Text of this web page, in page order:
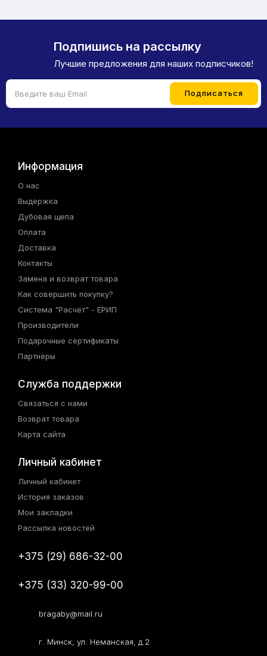
Подпишись на рассылку
Лучшие предложения для наших подписчиков!
Информация
О нас
Выдержка
Дубовая щепа
Оплата
Доставка
Контакты
Замена и возврат товара
Как совершить покупку?
Система "Расчёт" - ЕРИП
Производители
Подарочные сертификаты
Партнёры
Служба поддержки
Связаться с нами
Возврат товара
Карта сайта
Личный кабинет
Личный кабинет
История заказов
Мои закладки
Рассылка новостей
+375 (29) 686-32-00
+375 (33) 320-99-00
bragaby@mail.ru
г. Минск, ул. Неманская, д.2